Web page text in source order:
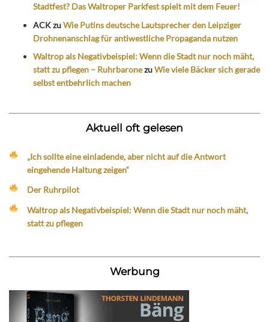
Stadtfest? Das Waltroper Parkfest spielt mit dem Feuer!
ACKzuWie Putins deutsche Lautsprecher den Leipziger
Drohnenanschlag für antiwestliche Propaganda nutzen
Waltrop als Negativbeispiel: Wenn die Stadt nur noch mäht,
statt zu pflegen – RuhrbaronezuWie viele Bäcker sich gerade
selbst entbehrlich machen
Aktuell oft gelesen
„Ich sollte eine einladende, aber nicht auf die Antwort
eingehende Haltung zeigen“
Der Ruhrpilot
Waltrop als Negativbeispiel: Wenn die Stadt nur noch mäht,
statt zu pflegen
Werbung